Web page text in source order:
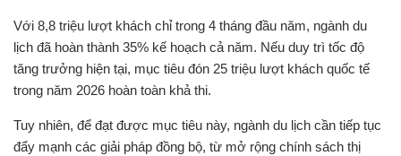
Với 8,8 triệu lượt khách chỉ trong 4 tháng đầu năm, ngành du
lịch đã hoàn thành 35% kế hoạch cả năm. Nếu duy trì tốc độ
tăng trưởng hiện tại, mục tiêu đón 25 triệu lượt khách quốc tế
trong năm 2026 hoàn toàn khả thi.
Tuy nhiên, để đạt được mục tiêu này, ngành du lịch cần tiếp tục
đẩy mạnh các giải pháp đồng bộ, từ mở rộng chính sách thị